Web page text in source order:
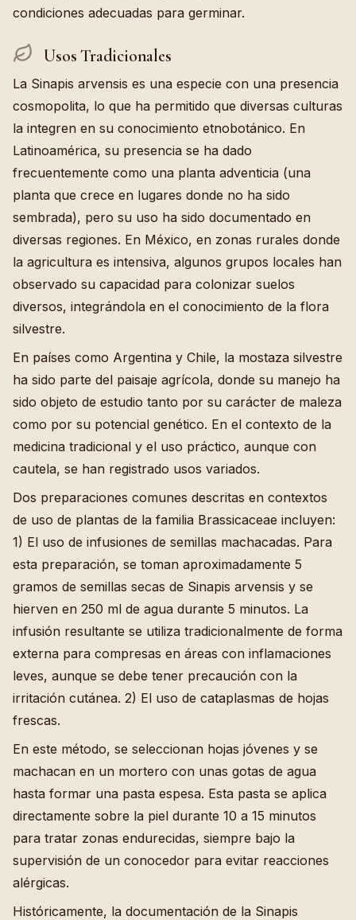
condiciones adecuadas para germinar.
Usos Tradicionales
La Sinapis arvensis es una especie con una presencia
cosmopolita, lo que ha permitido que diversas culturas
la integren en su conocimiento etnobotánico. En
Latinoamérica, su presencia se ha dado
frecuentemente como una planta adventicia (una
planta que crece en lugares donde no ha sido
sembrada), pero su uso ha sido documentado en
diversas regiones. En México, en zonas rurales donde
la agricultura es intensiva, algunos grupos locales han
observado su capacidad para colonizar suelos
diversos, integrándola en el conocimiento de la flora
silvestre.
En países como Argentina y Chile, la mostaza silvestre
ha sido parte del paisaje agrícola, donde su manejo ha
sido objeto de estudio tanto por su carácter de maleza
como por su potencial genético. En el contexto de la
medicina tradicional y el uso práctico, aunque con
cautela, se han registrado usos variados.
Dos preparaciones comunes descritas en contextos
de uso de plantas de la familia Brassicaceae incluyen:
1) El uso de infusiones de semillas machacadas. Para
esta preparación, se toman aproximadamente 5
gramos de semillas secas de Sinapis arvensis y se
hierven en 250 ml de agua durante 5 minutos. La
infusión resultante se utiliza tradicionalmente de forma
externa para compresas en áreas con inflamaciones
leves, aunque se debe tener precaución con la
irritación cutánea. 2) El uso de cataplasmas de hojas
frescas.
En este método, se seleccionan hojas jóvenes y se
machacan en un mortero con unas gotas de agua
hasta formar una pasta espesa. Esta pasta se aplica
directamente sobre la piel durante 10 a 15 minutos
para tratar zonas endurecidas, siempre bajo la
supervisión de un conocedor para evitar reacciones
alérgicas.
Históricamente, la documentación de la Sinapis